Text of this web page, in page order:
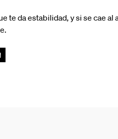
te da estabilidad, y si se cae